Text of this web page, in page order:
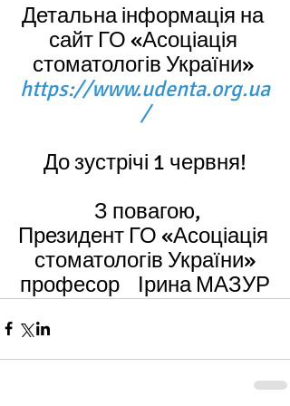
Детальна інформація на
сайт ГО «Асоціація
стоматологів України»
https://www.udenta.org.ua
/
До зустрічі 1 червня!
З повагою,
Президент ГО «Асоціація
стоматологів України»
професор    Ірина МАЗУР